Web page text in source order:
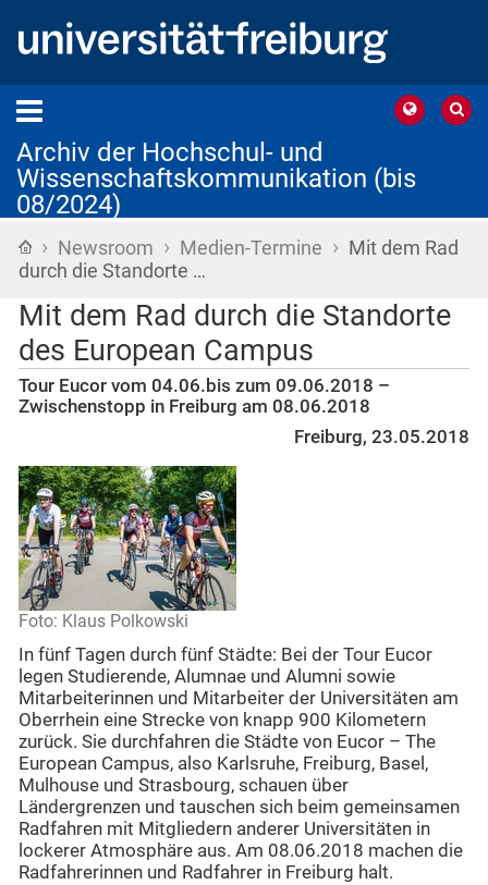
Archiv der Hochschul- und
Wissenschaftskommunikation (bis
08/2024)
Startseite
› Newsroom › Medien-Termine › Mit dem Rad
durch die Standorte …
Mit dem Rad durch die Standorte
des European Campus
Tour Eucor vom 04.06.bis zum 09.06.2018 –
Zwischenstopp in Freiburg am 08.06.2018
Freiburg, 23.05.2018
Foto: Klaus Polkowski
In fünf Tagen durch fünf Städte: Bei der Tour Eucor
legen Studierende, Alumnae und Alumni sowie
Mitarbeiterinnen und Mitarbeiter der Universitäten am
Oberrhein eine Strecke von knapp 900 Kilometern
zurück. Sie durchfahren die Städte von Eucor – The
European Campus, also Karlsruhe, Freiburg, Basel,
Mulhouse und Strasbourg, schauen über
Ländergrenzen und tauschen sich beim gemeinsamen
Radfahren mit Mitgliedern anderer Universitäten in
lockerer Atmosphäre aus. Am 08.06.2018 machen die
Radfahrerinnen und Radfahrer in Freiburg halt.